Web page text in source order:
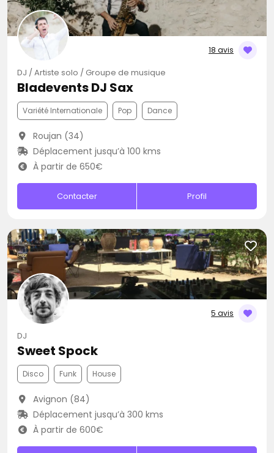
18 avis
DJ / Artiste solo / Groupe de musique
Bladevents DJ Sax
Variété Internationale Pop Dance
Roujan (34)
Déplacement jusqu’à 100 kms
À partir de 650€
Contacter Profil
5 avis
DJ
Sweet Spock
Disco Funk House
Avignon (84)
Déplacement jusqu’à 300 kms
À partir de 600€